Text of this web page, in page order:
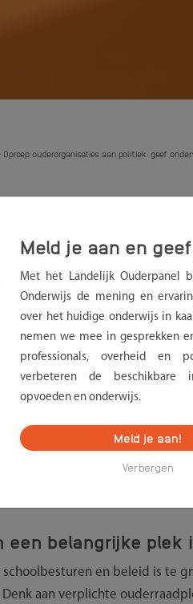
Oproep ouderorganisaties aan politiek: geef
aan
met andere
van ouders horen: onderwijs
met Oudervereniging
Openbaar Onderwijs
Kamerverkiezingen op 29
een belangrijke
schoolbesturen en beleid is te
aan verplichte
Meld je aan en
Met het Landelijk Ouderpanel
Onderwijs de mening en
over het huidige onderwijs in
nemen we mee in gesprekken
professionals, overheid en
verbeteren de beschikbare
opvoeden en onderwijs.
Meld je aan!
Verbergen